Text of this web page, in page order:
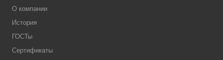
О компании
История
ГОСТы
Сертификаты